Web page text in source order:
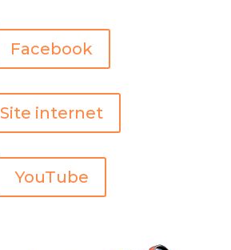
Facebook
Site internet
YouTube